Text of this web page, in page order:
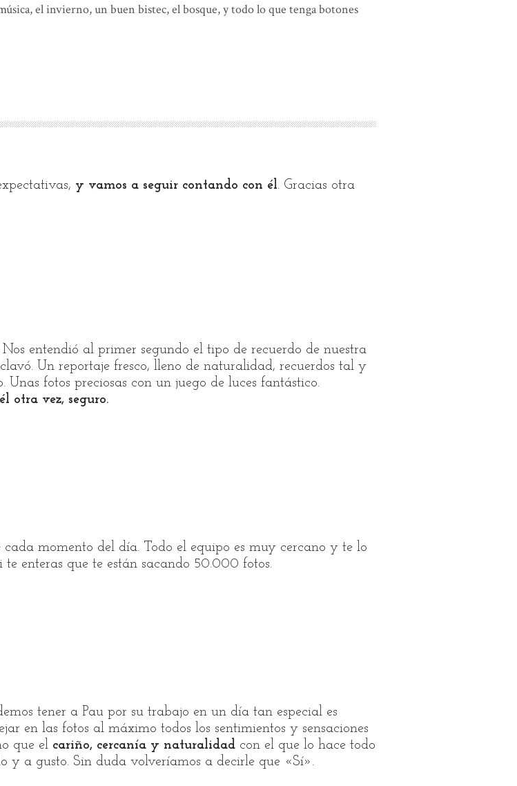
el invierno, un buen bistec, el bosque, y todo lo que tenga botones
y vamos a seguir contando con él. Gracias otra
entendió al primer segundo el tipo de recuerdo de nuestra
Un reportaje fresco, lleno de naturalidad, recuerdos tal y
Unas fotos preciosas con un juego de luces fantástico.
otra vez, seguro.
cada momento del día. Todo el equipo es muy cercano y te lo
enteras que te están sacando 50.000 fotos.
tener a Pau por su trabajo en un día tan especial es
en las fotos al máximo todos los sentimientos y sensaciones
que el cariño, cercanía y naturalidad con el que lo hace todo
y a gusto. Sin duda volveríamos a decirle que «Sí».